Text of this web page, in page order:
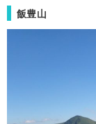
飯豊山